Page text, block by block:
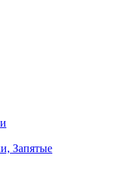
Запятые